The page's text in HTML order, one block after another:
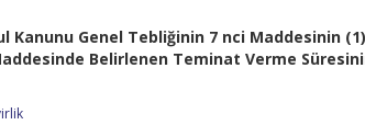
Kanunu Genel Tebliğinin 7 nci Maddesinin (1)
Belirlenen Teminat Verme